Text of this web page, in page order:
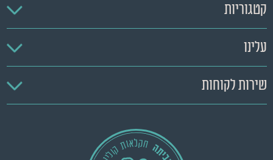
קטגוריות
עלינו
שירות לקוחות